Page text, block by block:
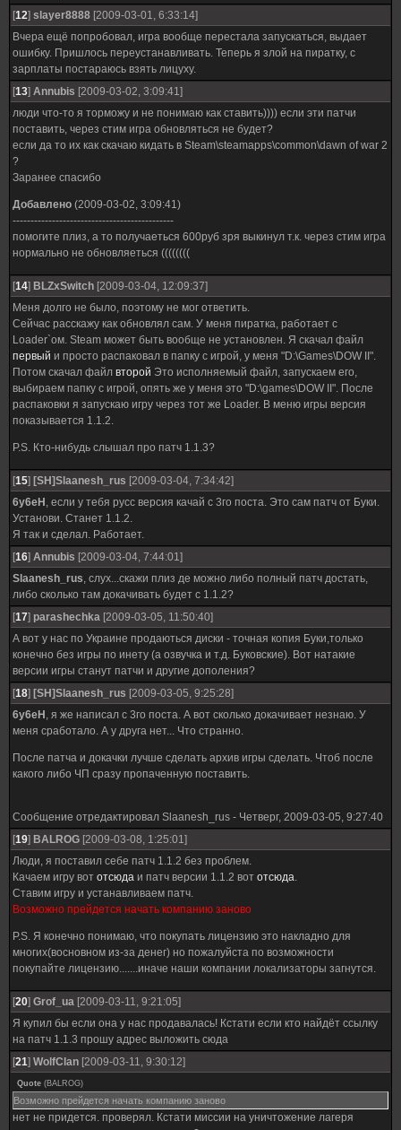
[12] slayer8888 [2009-03-01, 6:33:14]
Вчера ещё попробовал, игра вообще перестала запускаться, выдает
ошибку. Пришлось переустанавливать. Теперь я злой на пиратку, с
зарплаты постараюсь взять лицуху.
[13] Annubis [2009-03-02, 3:09:41]
люди что-то я торможу и не понимаю как ставить)))) если эти патчи
поставить, через стим игра обновляться не будет?
если да то их как скачаю кидать в Steam\steamapps\common\dawn of war 2
?
Заранее спасибо
Добавлено (2009-03-02, 3:09:41)
---------------------------------------------
помогите плиз, а то получаеться 600руб зря выкинул т.к. через стим игра
нормально не обновляеться ((((((((
[14] BLZxSwitch [2009-03-04, 12:09:37]
Меня долго не было, поэтому не мог ответить.
Сейчас расскажу как обновлял сам. У меня пиратка, работает с
Loader`ом. Steam может быть вообще не установлен. Я скачал файл
первый и просто распаковал в папку с игрой, у меня "D:\Games\DOW II".
Потом скачал файл второй Это исполняемый файл, запускаем его,
выбираем папку с игрой, опять же у меня это "D:\games\DOW II". После
распаковки я запускаю игру через тот же Loader. В меню игры версия
показывается 1.1.2.
P.S. Кто-нибудь слышал про патч 1.1.3?
[15] [SH]Slaanesh_rus [2009-03-04, 7:34:42]
6y6eH , если у тебя русс версия качай с 3го поста. Это сам патч от Буки.
Установи. Станет 1.1.2.
Я так и сделал. Работает.
[16] Annubis [2009-03-04, 7:44:01]
Slaanesh_rus, слух...скажи плиз де можно либо полный патч достать,
либо сколько там докачивать будет с 1.1.2?
[17] parashechka [2009-03-05, 11:50:40]
А вот у нас по Украине продаються диски - точная копия Буки,только
конечно без игры по инету (а озвучка и т.д. Буковские). Вот натакие
версии игры станут патчи и другие дополения?
[18] [SH]Slaanesh_rus [2009-03-05, 9:25:28]
6y6eH , я же написал с 3го поста. А вот сколько докачивает незнаю. У
меня сработало. А у друга нет... Что странно.
После патча и докачки лучше сделать архив игры сделать. Чтоб после
какого либо ЧП сразу пропаченную поставить.
Сообщение отредактировал Slaanesh_rus - Четверг, 2009-03-05, 9:27:40
[19] BALROG [2009-03-08, 1:25:01]
Люди, я поставил себе патч 1.1.2 без проблем.
Качаем игру вот отсюда и патч версии 1.1.2 вот отсюда.
Ставим игру и устанавливаем патч.
Возможно прейдется начать компанию заново
P.S. Я конечно понимаю, что покупать лицензию это накладно для
многих(восновном из-за денег) но пожалуйста по возможности
покупайте лицензию.......иначе наши компании локализаторы загнутся.
[20] Grof_ua [2009-03-11, 9:21:05]
Я купил бы если она у нас продавалась! Кстати если кто найдёт ссылку
на патч 1.1.3 прошу адрес выложить сюда
[21] WolfClan [2009-03-11, 9:30:12]
Quote (BALROG)
Возможно прейдется начать компанию заново
нет не придется. проверял. Кстати миссии на уничтожение лагеря